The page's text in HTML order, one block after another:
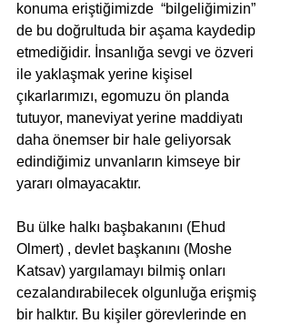
konuma eriştiğimizde  “bilgeliğimizin”
de bu doğrultuda bir aşama kaydedip
etmediğidir. İnsanlığa sevgi ve özveri
ile yaklaşmak yerine kişisel
çıkarlarımızı, egomuzu ön planda
tutuyor, maneviyat yerine maddiyatı
daha önemser bir hale geliyorsak
edindiğimiz unvanların kimseye bir
yararı olmayacaktır.
Bu ülke halkı başbakanını (Ehud
Olmert) , devlet başkanını (Moshe
Katsav) yargılamayı bilmiş onları
cezalandırabilecek olgunluğa erişmiş
bir halktır. Bu kişiler görevlerinde en